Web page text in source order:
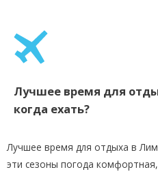
Лучшеe время для
когда ехать?
Лучшее время для отдыха в
эти сезоны погода